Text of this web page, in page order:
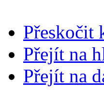
Přeskočit
Přejít na
Přejít na